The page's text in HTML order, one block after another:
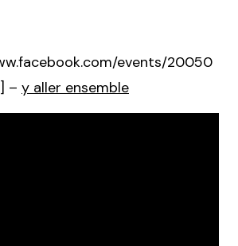
events/20050
– y aller ensemble